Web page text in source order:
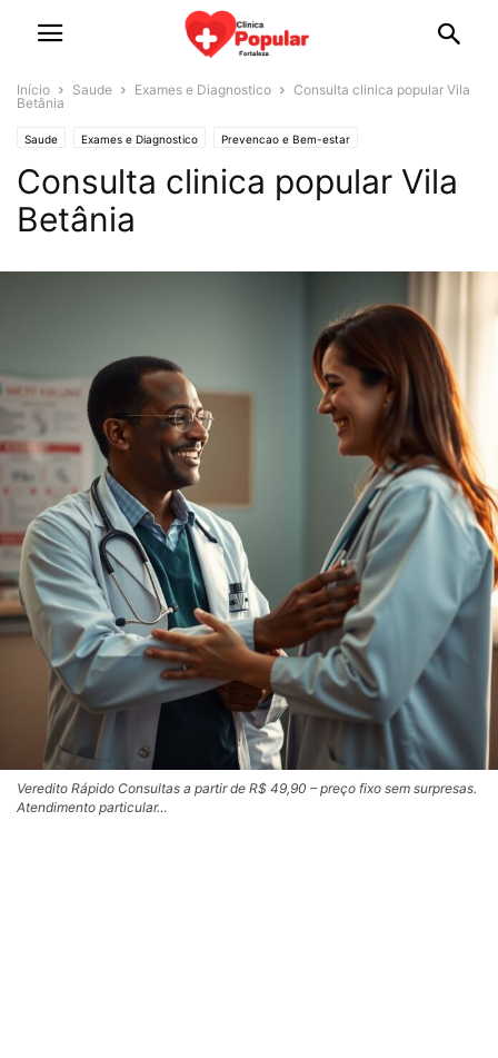
Início Saude Exames e Diagnostico
Consulta clinica popular Vila
Betânia
Saude Exames e Diagnostico Prevencao e Bem-estar
Consulta clinica popular Vila
Betânia
Veredito Rápido Consultas a partir de R$ 49,90 – preço fixo sem surpresas.
Atendimento particular…